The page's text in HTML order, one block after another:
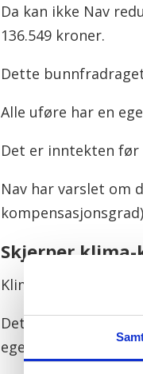
Da kan ikke Nav
136.549 kroner.
Dette
Alle uføre har en
Det er inntekten
Nav har varslet om
Skjerper
Klima og miljø må
Dette ble innført
egen bestemmelse.